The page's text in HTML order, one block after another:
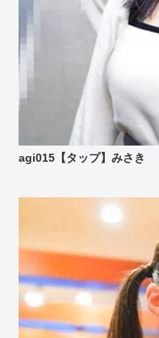
agi015【タップ】みさき